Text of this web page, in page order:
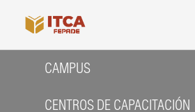
CAMPUS
CENTROS DE CAPACITACIÓN